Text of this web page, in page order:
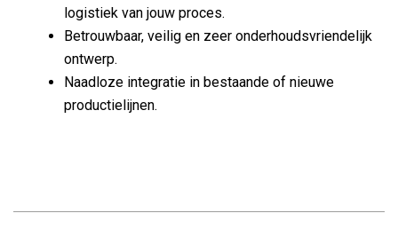
logistiek van jouw proces.
Betrouwbaar, veilig en zeer onderhoudsvriendelijk
ontwerp.
Naadloze integratie in bestaande of nieuwe
productielijnen.